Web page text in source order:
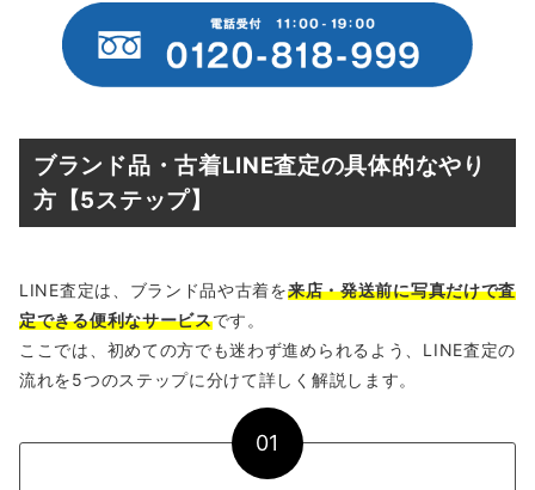
ブランド品・古着LINE査定の具体的なやり
方【5ステップ】
LINE査定は、ブランド品や古着を来店・発送前に写真だけで査
定できる便利なサービスです。
ここでは、初めての方でも迷わず進められるよう、LINE査定の
流れを5つのステップに分けて詳しく解説します。
01